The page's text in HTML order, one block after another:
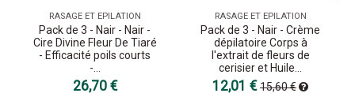
RASAGE ET EPILATION
Pack de 3 - Nair - Nair -
Cire Divine Fleur De Tiaré
- Efficacité poils courts
-...
26,70 €
RASAGE ET EPILATION
Pack de 3 - Nair - Crème
dépilatoire Corps à
l'extrait de fleurs de
cerisier et Huile...
12,01 €15,60 €